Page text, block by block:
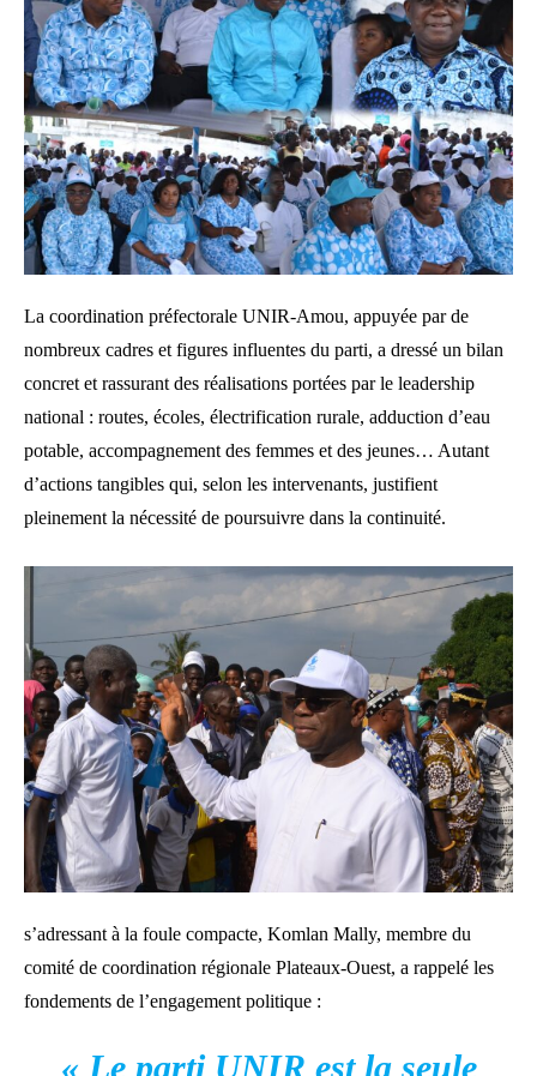
La coordination préfectorale UNIR-Amou, appuyée par de
nombreux cadres et figures influentes du parti, a dressé un bilan
concret et rassurant des réalisations portées par le leadership
national : routes, écoles, électrification rurale, adduction d’eau
potable, accompagnement des femmes et des jeunes… Autant
d’actions tangibles qui, selon les intervenants, justifient
pleinement la nécessité de poursuivre dans la continuité.
s’adressant à la foule compacte, Komlan Mally, membre du
comité de coordination régionale Plateaux-Ouest, a rappelé les
fondements de l’engagement politique :
« Le parti UNIR est la seule